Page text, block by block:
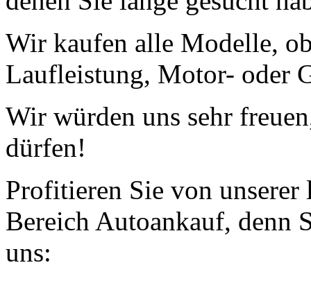
Wir kaufen alle Modelle,
Laufleistung, Motor- oder
Wir würden uns sehr
dürfen!
Profitieren Sie von
Bereich Autoankauf, denn
uns: